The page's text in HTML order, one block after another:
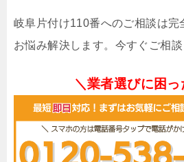
岐阜片付け110番へのご相談は完
お悩み解決します。今すぐご相談
＼業者選びに困